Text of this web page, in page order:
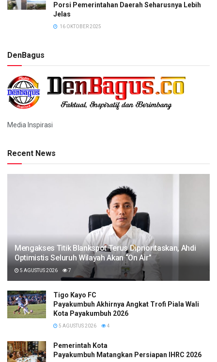
Porsi Pemerintahan Daerah Seharusnya Lebih
Jelas
16 OKTOBER 2025
DenBagus
Media Inspirasi
Recent News
Mengakses Titik Blankspot Terus Diprioritaskan, Ahdi
Optimistis Seluruh Wilayah Akan “On Air”
5 AGUSTUS 2026 7
Tigo Kayo FC
Payakumbuh Akhirnya Angkat Trofi Piala Wali
Kota Payakumbuh 2026
5 AGUSTUS 2026 4
Pemerintah Kota
Payakumbuh Matangkan Persiapan IHRC 2026